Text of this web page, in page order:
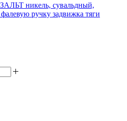
никель, сувальдный,
ручку задвижка тяги